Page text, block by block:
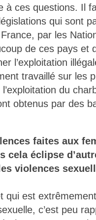
à ces questions. Il
qui sont
par les
de ces pays et
l’exploitation
travaillé sur les
du
obtenus par des
faites aux
cela éclipse
violences
qui est
c’est peu